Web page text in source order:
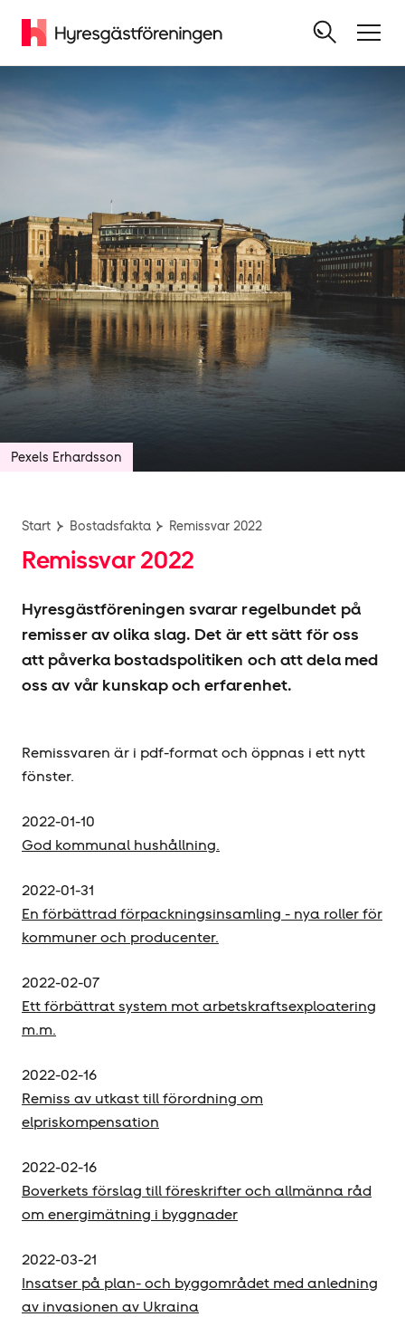
Pexels Erhardsson
Start Bostadsfakta Remissvar 2022
Remissvar 2022
Hyresgäst­föreningen svarar regelbundet på
remisser av olika slag. Det är ett sätt för oss
att påverka bostadspolitiken och att dela med
oss av vår kunskap och erfarenhet.
Remissvaren är i pdf-format och öppnas i ett nytt
fönster.
2022-01-10
God kommunal hushållning.
2022-01-31
En förbättrad förpackningsinsamling - nya roller för
kommuner och producenter.
2022-02-07
Ett förbättrat system mot arbetskraftsexploatering
m.m.
2022-02-16
Remiss av utkast till förordning om
elpriskompensation
2022-02-16
Boverkets förslag till föreskrifter och allmänna råd
om energimätning i byggnader
2022-03-21
Insatser på plan- och byggområdet med anledning
av invasionen av Ukraina